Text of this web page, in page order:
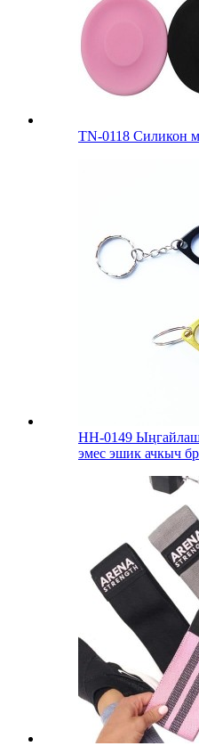
TN-0118 Силикон
HH-0149
эмес эшик ачкыч